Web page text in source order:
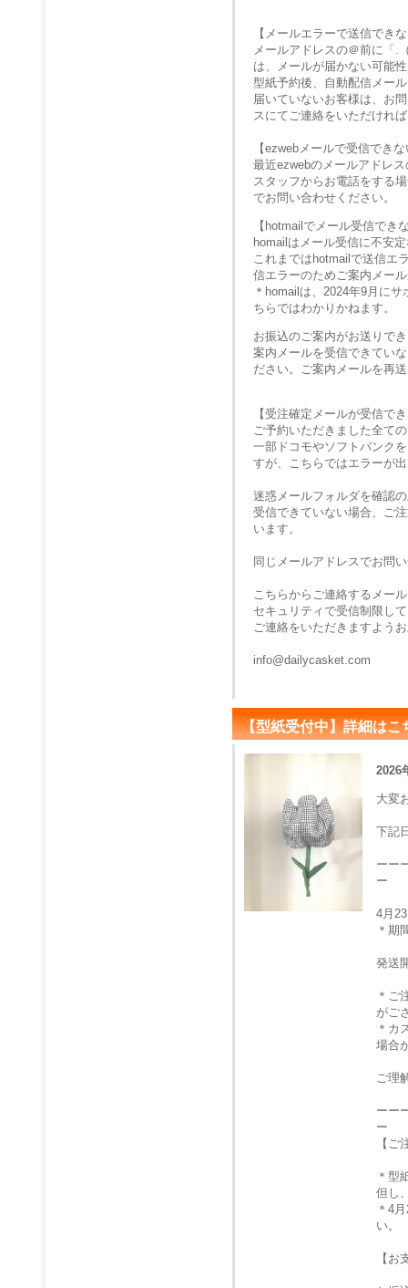
【メールエラーで送信でき
メールアドレスの＠前に「.
は、メールが届かない可能
型紙予約後、自動配信メー
届いていないお客様は、お
スにてご連絡をいただけれ
【ezwebメールで受信でき
最近ezwebのメールアドレ
スタッフからお電話をする
でお問い合わせください。
【hotmailでメール受信でき
homailはメール受信に不安
これまではhotmailで送信エ
信エラーのためご案内メー
＊homailは、2024年9月に
ちらではわかりかねます。
お振込のご案内がお送りで
案内メールを受信できてい
ださい。ご案内メールを再
【受注確定メールが受信で
ご予約いただきました全て
一部ドコモやソフトバンク
すが、こちらではエラーが
迷惑メールフォルダを確認
受信できていない場合、ご
います。
同じメールアドレスでお問
こちらからご連絡するメー
セキュリティで受信制限し
ご連絡をいただきますよう
info@dailycasket.com
【型紙受付中】詳細はこ
2026
大変
下記
ーー
ー
4月
＊期
発送
＊ご
がご
＊カ
場合
ご理
ーー
ー
【
＊型
但し
＊4
い。
【